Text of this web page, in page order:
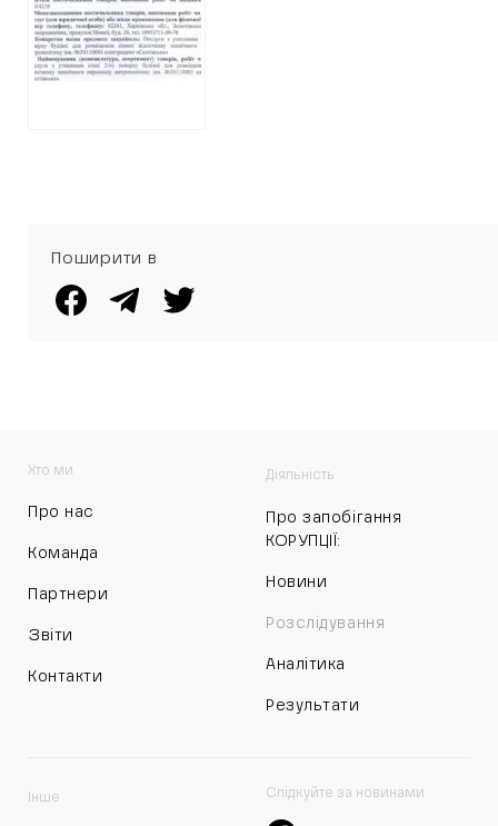
ОТРИМАЄ ЩЕ
250 ТИСЯЧ НА
НЕОБОВ’ЯЗКОВИЙ
РЕМОНТ
Поширити в
Хто ми
Про нас
Команда
Партнери
Звіти
Контакти
Діяльність
Про запобігання
КОРУПЦІЇ:
Новини
Розслідування
Аналітика
Результати
Інше Слідкуйте за новинами